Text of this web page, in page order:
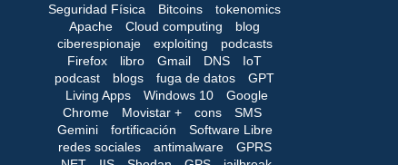
Seguridad Física
Bitcoins
tokenomics
Apache
Cloud computing
blog
ciberespionaje
exploiting
podcasts
Firefox
libro Gmail DNS
IoT
podcast
blogs fuga de datos
GPT
Living Apps
Windows 10
Google
Chrome
Movistar + cons
SMS
Gemini
fortificación
Software Libre
redes sociales
antimalware
GPRS